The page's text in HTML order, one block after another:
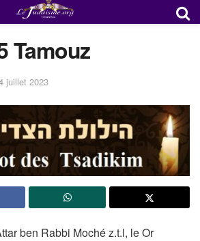
Tamouz
juillet 2023
ben Rabbi Moché z.t.l, le Or